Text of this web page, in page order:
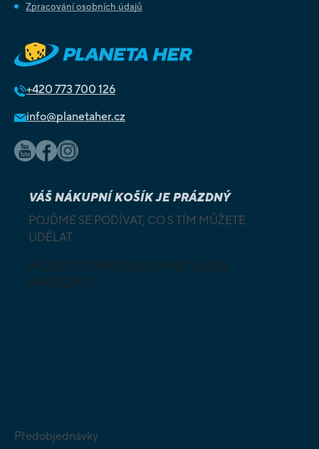
Zpracování osobních údajů
+420 773 700 126
info@planetaher.cz
VÁŠ NÁKUPNÍ KOŠÍK JE PRÁZDNÝ
POJĎME SE PODÍVAT, CO S TÍM MŮŽETE
UDĚLAT
MŮŽETE PROZKOUMAT NAŠI
NABÍDKU
Předobjednávky